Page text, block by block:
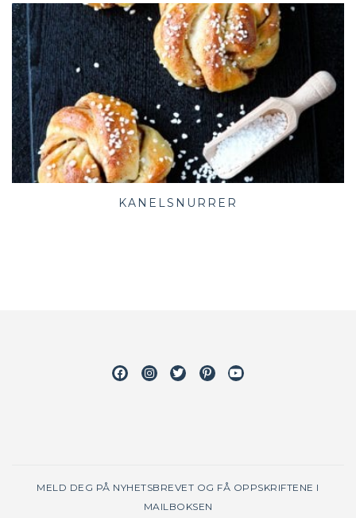
KANELSNURRER
FacebookInstagram
TwitterPinterestYoutube
MELD DEG PÅ NYHETSBREVET OG FÅ OPPSKRIFTENE I
MAILBOKSEN